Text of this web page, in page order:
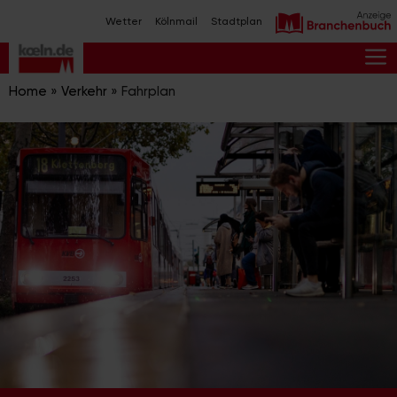
Inhalt
springen
Wetter Kölnmail Stadtplan
Home » Verkehr » Fahrplan